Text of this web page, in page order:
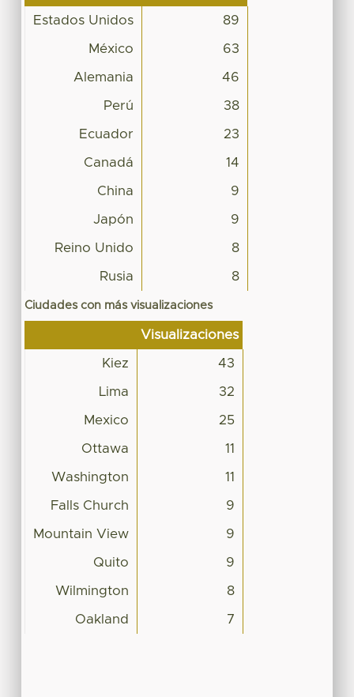
Estados Unidos 89
México 63
Alemania 46
Perú 38
Ecuador 23
Canadá 14
China 9
Japón 9
Reino Unido 8
Rusia 8
Ciudades con más visualizaciones
Visualizaciones
Kiez 43
Lima 32
Mexico 25
Ottawa 11
Washington 11
Falls Church 9
Mountain View 9
Quito 9
Wilmington 8
Oakland 7